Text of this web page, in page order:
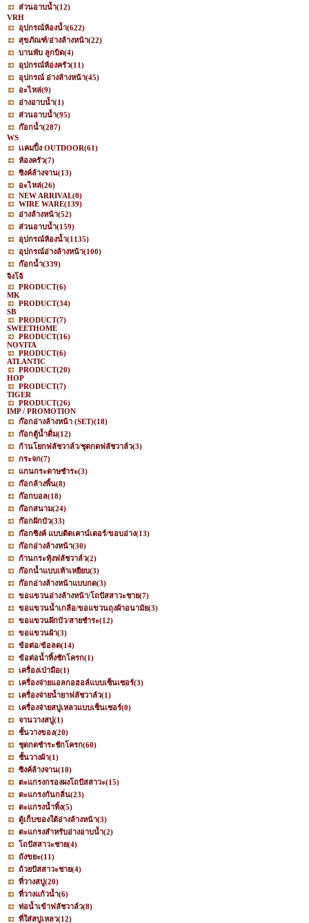
ส่วนอาบน้ำ(12)
VRH
อุปกรณ์ห้องน้ำ(622)
สุขภัณฑ์/อ่างล้างหน้า(22)
บานพับ ลูกบิด(4)
อุปกรณ์ห้องครัว(11)
อุปกรณ์ อ่างล้างหน้า(45)
อะไหล่(9)
อ่างอาบน้ำ(1)
ส่วนอาบน้ำ(95)
ก๊อกน้ำ(287)
WS
เเคมปิ้ง OUTDOOR(61)
ห้องครัว(7)
ซิงค์ล้างจาน(13)
อะไหล่(26)
NEW ARRIVAL(0)
WIRE WARE(139)
อ่างล้างหน้า(52)
ส่วนอาบน้ำ(159)
อุปกรณ์ห้องน้ำ(1135)
อุปกรณ์อ่างล้างหน้า(100)
ก๊อกน้ำ(339)
จิงโจ้
PRODUCT(6)
MK
PRODUCT(34)
SB
PRODUCT(7)
SWEETHOME
PRODUCT(16)
NOVITA
PRODUCT(6)
ATLANTIC
PRODUCT(20)
HOP
PRODUCT(7)
TIGER
PRODUCT(26)
IMP / PROMOTION
ก๊อกอ่างล้างหน้า (SET)(18)
ก๊อกตู้น้ำดื่ม(12)
ก้านโยกฟลัชวาล์ว/ชุดกดฟลัชวาล์ว(3)
กระจก(7)
แกนกระดาษชำระ(3)
ก๊อกล้างพื้น(8)
ก๊อกบอล(18)
ก๊อกสนาม(24)
ก๊อกฝักบัว(33)
ก๊อกซิงค์ แบบติดเคาน์เตอร์/ขอบอ่าง(13)
ก๊อกอ่างล้างหน้า(30)
ก้านกระทุ้งฟลัชวาล์ว(2)
ก๊อกน้ำแบบเท้าเหยียบ(3)
ก๊อกอ่างล้างหน้าแบบกด(3)
ขอแขวนอ่างล้างหน้า/โถปัสสาวะชาย(7)
ขอแขวนน้ำเกลือ/ขอแขวนถุงผ้าอนามัย(3)
ขอแขวนฝักบัว/สายชำระ(12)
ขอแขวนผ้า(3)
ข้อต่อ/ข้อลด(14)
ข้อต่อน้ำทิ้งชักโครก(1)
เครื่องเป่ามือ(1)
เครื่องจ่ายแอลกอฮอล์แบบเซ็นเซอร์(3)
เครื่องจ่ายน้ำยาฟลัชวาล์ว(1)
เครื่องจ่ายสบู่เหลวแบบเซ็นเซอร์(0)
จานวางสบู่(1)
ชั้นวางของ(20)
ชุดกดชำระชักโครก(60)
ชั้นวางผ้า(1)
ซิงค์ล้างจาน(10)
ตะแกรงกรองผงโถปัสสาวะ(15)
ตะแกรงกันกลิ่น(23)
ตะแกรงน้ำทิ้ง(5)
ตู้เก็บของใต้อ่างล้างหน้า(3)
ตะแกรงสำหรับอ่างอาบน้ำ(2)
โถปัสสาวะชาย(4)
ถังขยะ(11)
ถ้วยปัสสาวะชาย(4)
ที่วางสบู่(20)
ที่วางแก้วน้ำ(6)
ท่อน้ำเข้าฟลัชวาล์ว(8)
ที่ใส่สบู่เหลว(12)